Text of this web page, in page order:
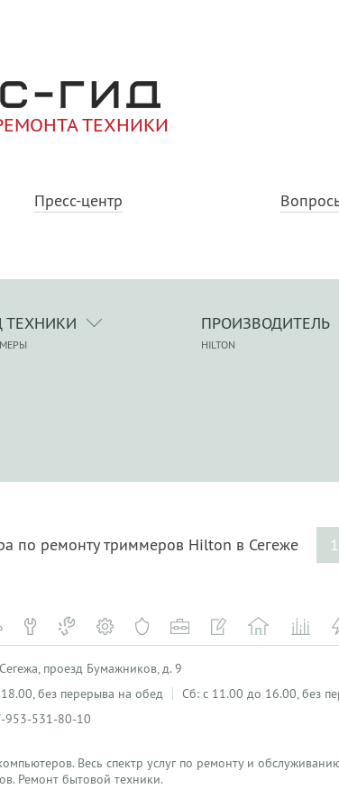
ТЕХНИКИ
Пресс-центр
ТЕХНИКИ ПРОИЗВОДИТЕЛЬ
HILTON
по ремонту триммеров Hilton в Сегеже 1
проезд Бумажников, д. 9
без перерыва на обед
Сб: с 11.00 до 16.00, без
953-531-80-10
Весь спектр услуг по ремонту и
Ремонт бытовой техники.